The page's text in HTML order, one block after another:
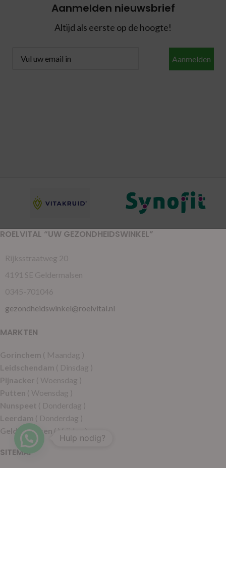
Aanmelden nieuwsbrief
Altijd als eerste op de hoogte!
Aanmelden
ROELVITAL “UW GEZONDHEIDSWINKEL”
Rijksstraatweg 20
4191 SE Geldermalsen
0345-701046
gezondheidswinkel@roelvital.nl
MARKTEN
Gorinchem ( Maandag )
Leidschendam ( Dinsdag )
Pijnacker ( Woensdag )
Putten ( Woensdag )
Nunspeet ( Donderdag )
Leerdam ( Donderdag )
Geldermalsen ( Vrijdag )
SITEMAP
Hulp nodig?